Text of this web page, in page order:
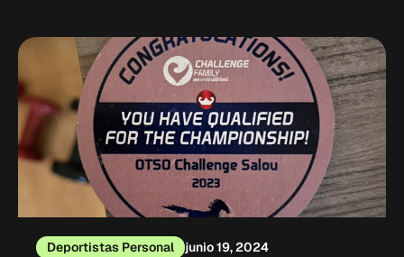
Deportistas Personal junio 19, 2024